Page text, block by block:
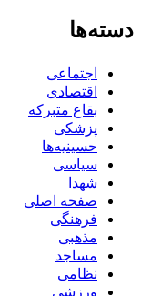
دسته‌ها
اجتماعی
اقتصادی
بقاع متبرکه
پزشکی
حسینیه‌ها
سیاسی
شهدا
صفحه اصلی
فرهنگی
مذهبی
مساجد
نظامی
ورزشی